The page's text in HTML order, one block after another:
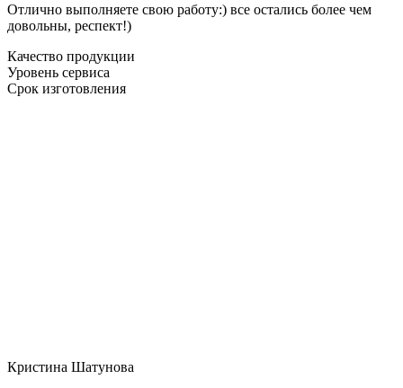
Отлично выполняете свою работу:) все остались более чем
довольны, респект!)
Качество продукции
Уровень сервиса
Срок изготовления
Кристина Шатунова